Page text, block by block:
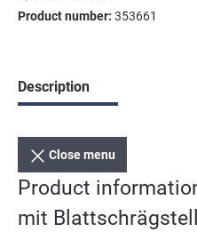
Product number: 353661
Description
Close menu
Product
mit